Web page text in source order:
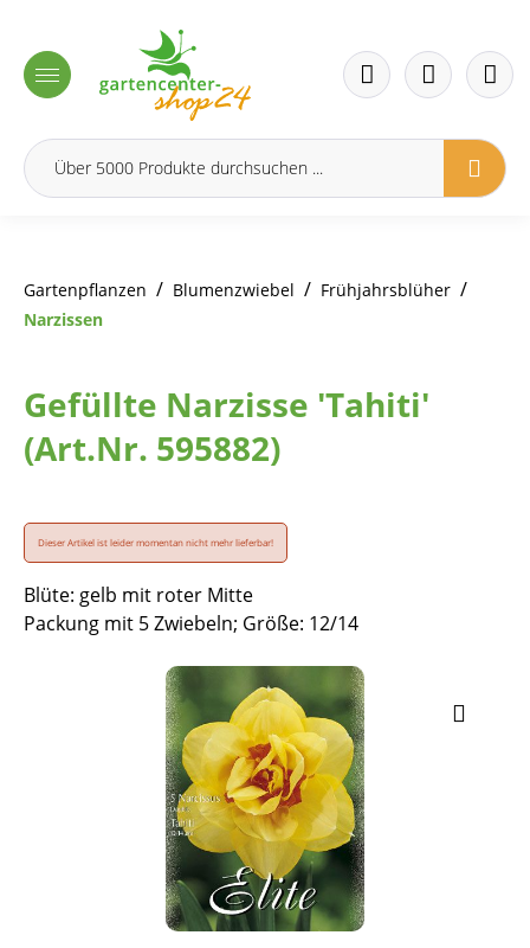
Gartenpflanzen / Blumenzwiebel / Frühjahrsblüher /
Narzissen
Gefüllte Narzisse 'Tahiti'
(Art.Nr. 595882)
Dieser Artikel ist leider momentan nicht mehr lieferbar!
Blüte: gelb mit roter Mitte
Packung mit 5 Zwiebeln; Größe: 12/14